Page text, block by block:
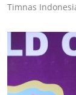
Timnas